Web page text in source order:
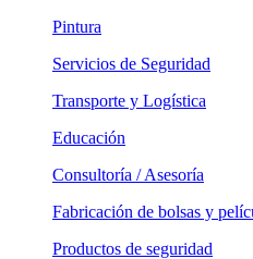
Pintura
Servicios de Seguridad
Transporte y Logística
Educación
Consultoría / Asesoría
Fabricación de bolsas y
Productos de seguridad